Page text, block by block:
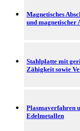
Magnetisches
und magnetischer
Stahlplatte mit
Zähigkeit sowie
Plasmaverfahren
Edelmetallen